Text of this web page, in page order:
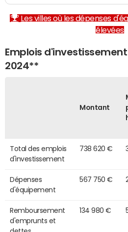
Les villes où les dépenses
élevées
Emplois
2024**
Montant
Total des emplois
d'investissement
738 620 €
Dépenses
d'équipement
567 750 €
Remboursement
d'emprunts et
134 980 €